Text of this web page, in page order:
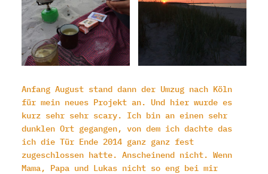
Anfang August stand dann der Umzug nach Köln
für mein neues Projekt an. Und hier wurde es
kurz sehr sehr scary. Ich bin an einen sehr
dunklen Ort gegangen, von dem ich dachte das
ich die Tür Ende 2014 ganz ganz fest
zugeschlossen hatte. Anscheinend nicht. Wenn
Mama, Papa und Lukas nicht so eng bei mir